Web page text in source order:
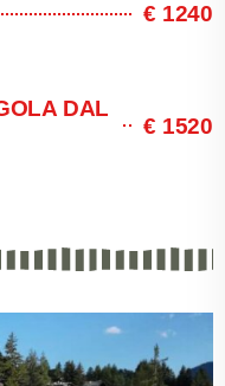
€ 1240
DAL
€ 1520